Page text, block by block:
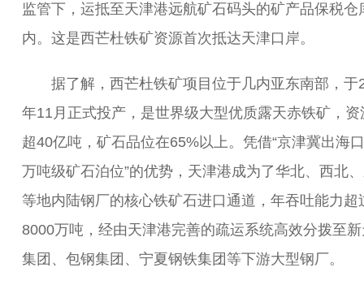
监管下，运抵至天津港远航矿石码头的矿产品保税仓
内。这是西芒杜铁矿资源首次抵达天津口岸。
据了解，西芒杜铁矿项目位于几内亚东南部，于
年11月正式投产，是世界级大型优质露天赤铁矿，资
超40亿吨，矿石品位在65%以上。凭借“京津冀出海
万吨级矿石泊位”的优势，天津港成为了华北、西北
等地内陆钢厂的核心铁矿石进口通道，年吞吐能力超
8000万吨，经由天津港完善的疏运系统高效分拨至
集团、包钢集团、宁夏钢铁集团等下游大型钢厂。